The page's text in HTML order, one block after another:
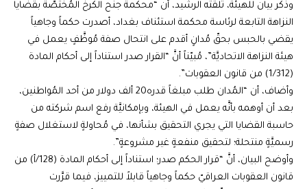
وذكر بيان للهيئة، تلقته الرشيد، أن “محكمة جنح الكرخ المُختصَّة بقضايا
النزاهة التابعة لرئاسة محكمة استئناف بغداد، أصدرت حكماً وجاهياً
يقضي بالحبس بحقّ مُدانٍ أقدم على انتحال صفة مُوظَّفٍ يعمل في
هيئة النزاهة الاتحاديَّة”، مُبيّناً أنَّ “القرار صدر استناداً إلى أحكام المادة
(1/312) من قانون العقوبات”.
وأضاف، أن “المُدان طلب مبلغاً قدره20 ألف دولار من أحد المُواطنين،
بعد أن أوهمه بأنَّه يعمل في الهيئة، وبإمكانيَّة رفع اسم شركته من
حاسبة القضايا التي يجري التحقيق بشأنها، في مُحاولةٍ لاستغلال صفةٍ
رسميَّةٍ منتحلة؛ لتحقيق منفعةٍ غير مشروعةٍ”.
وأوضح البيان، أنَّ “قرار الحكم صدر؛ استناداً إلى أحكام المادة (128/أ) من
قانون العقوبات العراقيّ حكماً وجاهياً قابلاً للتمييز، فيما قرَّرت